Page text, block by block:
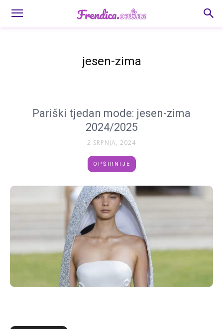
jesen-zima
Pariški tjedan mode: jesen-zima
2024/2025
2 SRPNJA, 2024
OPŠIRNIJE